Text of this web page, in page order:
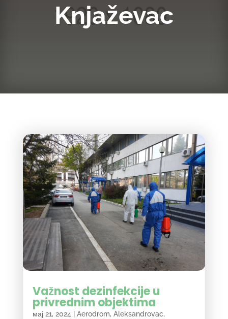
Knjaževac
Važnost dezinfekcije u
privrednim objektima
мај 21, 2024 Aerodrom, Aleksandrovac,